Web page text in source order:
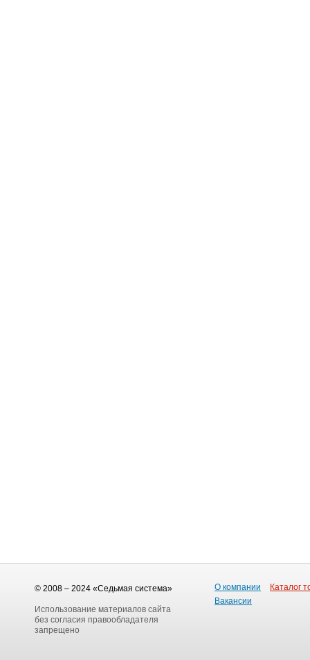
© 2008 – 2024 «Седьмая система»
Использование материалов сайта
без согласия правообладателя
запрещено
О компании
Каталог
Вакансии